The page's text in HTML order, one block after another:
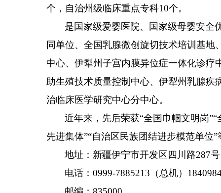
个，自治州级临床重点专科10个。
是国家级爱婴医院、国家级母婴安全
同单位、全国乳腺微创旋切技术培训基
中心、伊犁州子宫内膜异位症一体化诊
助生殖技术质量控制中心、伊犁州乳腺
治临床医学研究中心分中心。
近年来，先后荣获“全国巾帼文明岗
先进集体”“自治区民族团结进步模范单位
地址：新疆伊宁市开发区四川路287号
电话：0999-7885213 （总机）